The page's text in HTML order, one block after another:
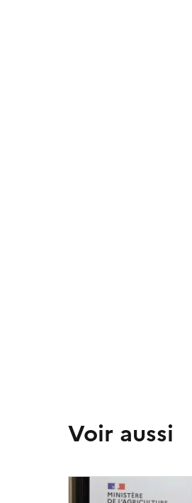
Voir aussi